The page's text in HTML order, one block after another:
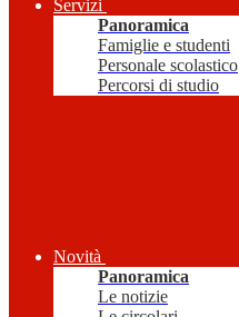
Servizi
Panoramica
Famiglie e studenti
Personale scolastico
Percorsi di studio
Novità
Panoramica
Le notizie